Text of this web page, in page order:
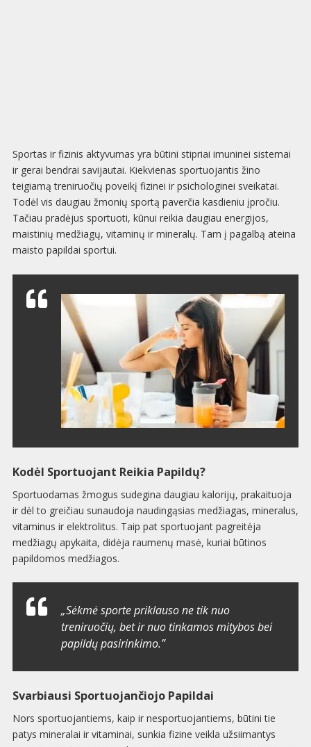
Sportas ir fizinis aktyvumas yra būtini stipriai imuninei sistemai
ir gerai bendrai savijautai. Kiekvienas sportuojantis žino
teigiamą treniruočių poveikį fizinei ir psichologinei sveikatai.
Todėl vis daugiau žmonių sportą paverčia kasdieniu įpročiu.
Tačiau pradėjus sportuoti, kūnui reikia daugiau energijos,
maistinių medžiagų, vitaminų ir mineralų. Tam į pagalbą ateina
maisto papildai sportui.
Kodėl Sportuojant Reikia Papildų?
Sportuodamas žmogus sudegina daugiau kalorijų, prakaituoja
ir dėl to greičiau sunaudoja naudingąsias medžiagas, mineralus,
vitaminus ir elektrolitus. Taip pat sportuojant pagreitėja
medžiagų apykaita, didėja raumenų masė, kuriai būtinos
papildomos medžiagos.
„Sėkmė sporte priklauso ne tik nuo
treniruočių, bet ir nuo tinkamos mitybos bei
papildų pasirinkimo.”
Svarbiausi Sportuojančiojo Papildai
Nors sportuojantiems, kaip ir nesportuojantiems, būtini tie
patys mineralai ir vitaminai, sunkia fizine veikla užsiimantys